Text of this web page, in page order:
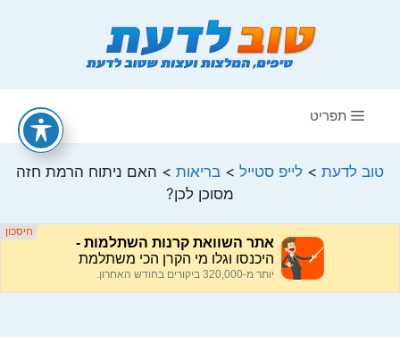
תפריט
טוב לדעת > לייפ סטייל > בריאות > האם ניתוח הרמת חזה
מסוכן לכן?